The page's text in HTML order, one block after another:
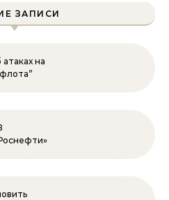
ЗАПИСИ
на